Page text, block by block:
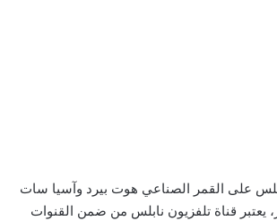
على القمر الصناعي هوت بيرد وآسيا سات
يعتبر قناة تلفزيون نابلس من ضمن القنوات